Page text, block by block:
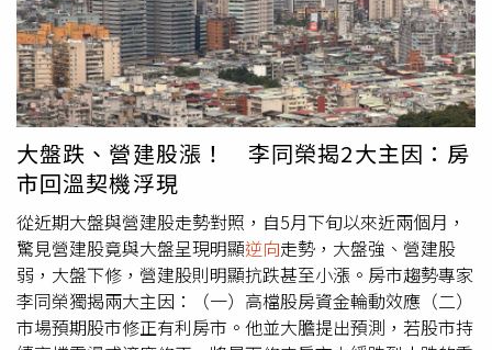
法改裝及使用變造車牌的機車作為證物。警方表示，嫌犯到
案後坦承，部分是事先相約聚集競速，也有人因臨時起意加
入飆車行列。全案訊後依《刑法》公共危險罪移送新北地檢
署偵辦。此外，警方也依《道路交通管理處罰條例》，針對
使用變造車牌、遮蔽車牌、非法改裝車體及排氣設備、危險
駕駛、逆向
行駛、無照駕駛等多項違規，共開出77張罰單，
依法最高可裁罰新台幣150萬元。警方強調，未來將持續針
對易聚集飆車熱點加強巡邏及科技執法，呼籲民眾切勿以身
試法，共同維護道路交通安全與居民生活安寧。
大盤跌、營建股漲！ 李同榮揭2大主因：房
市回溫契機浮現
從近期大盤與營建股走勢對照，自5月下旬以來近兩個月，
驚見營建股竟與大盤呈現明顯逆向走勢，大盤強、營建股
弱，大盤下修，營建股則明顯抗跌甚至小漲。房市趨勢專家
李同榮獨揭兩大主因：（一）高檔股房資金輪動效應（二）
市場預期股市修正有利房市。他並大膽提出預測，若股市持